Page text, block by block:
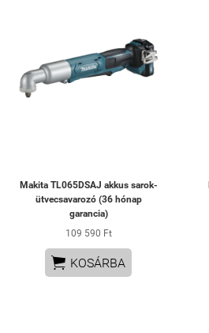
Makita TL065DSAJ akkus sarok-
ütvecsavarozó (36 hónap
garancia)
109 590 Ft
 KOSÁRBA